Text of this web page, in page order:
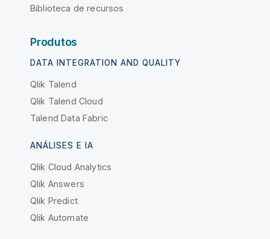
Biblioteca de recursos
Produtos
DATA INTEGRATION AND QUALITY
Qlik Talend
Qlik Talend Cloud
Talend Data Fabric
ANÁLISES E IA
Qlik Cloud Analytics
Qlik Answers
Qlik Predict
Qlik Automate